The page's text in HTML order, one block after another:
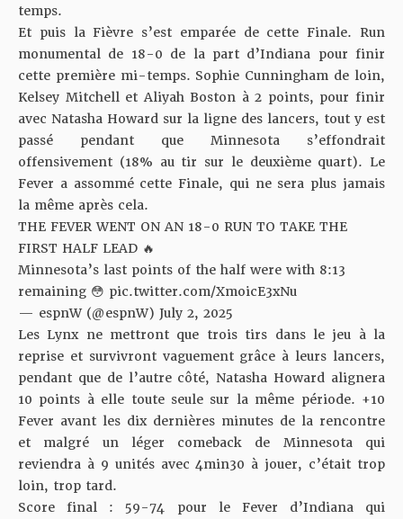
temps.
Et puis la Fièvre s’est emparée de cette Finale. Run
monumental de 18-0 de la part d’Indiana pour finir
cette première mi-temps. Sophie Cunningham de loin,
Kelsey Mitchell et Aliyah Boston à 2 points, pour finir
avec Natasha Howard sur la ligne des lancers, tout y est
passé pendant que Minnesota s’effondrait
offensivement (18% au tir sur le deuxième quart). Le
Fever a assommé cette Finale, qui ne sera plus jamais
la même après cela.
THE FEVER WENT ON AN 18-0 RUN TO TAKE THE
FIRST HALF LEAD 🔥
Minnesota’s last points of the half were with 8:13
remaining 😳 pic.twitter.com/XmoicE3xNu
— espnW (@espnW) July 2, 2025
Les Lynx ne mettront que trois tirs dans le jeu à la
reprise et survivront vaguement grâce à leurs lancers,
pendant que de l’autre côté, Natasha Howard alignera
10 points à elle toute seule sur la même période. +10
Fever avant les dix dernières minutes de la rencontre
et malgré un léger comeback de Minnesota qui
reviendra à 9 unités avec 4min30 à jouer, c’était trop
loin, trop tard.
Score final : 59-74 pour le Fever d’Indiana qui